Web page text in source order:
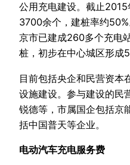
公用充电建设。截止
3700余个，建桩率约
京市已建成260多个充电
桩，初步在中心城区形成
目前包括央企和民营资本
设施建设。参与建设的民
锐德等，市属国企包括京
括中国普天等企业。
电动汽车充电服务费